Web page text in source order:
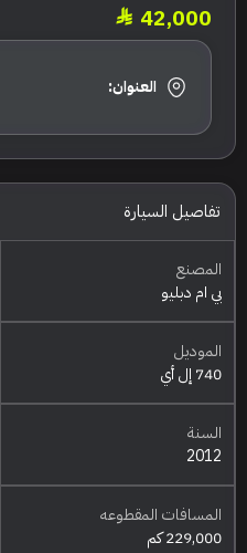
42,000
العنوان:
تفاصيل السيارة
المصنع
بي ام دبليو
الموديل
740 إل أي
السنة
2012
المسافات المقطوعه
229,000 كم